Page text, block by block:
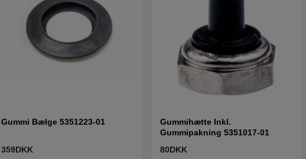
Gummi Bælge 5351223-01
359DKK
Gummihætte Inkl.
Gummipakning 5351017-01
80DKK